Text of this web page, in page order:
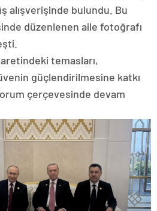
alışverişinde bulundu. Bu
düzenlenen aile fotoğrafı
temasları,
güçlendirilmesine katkı
çerçevesinde devam